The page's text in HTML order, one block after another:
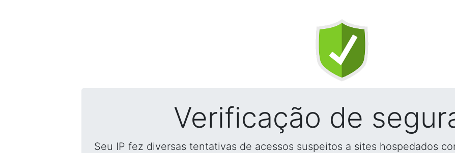
Verificação de
Seu IP fez diversas tentativas de acessos suspeitos a sites hospedados